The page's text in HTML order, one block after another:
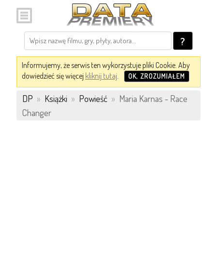
?
Informujemy, że serwis ten wykorzystuje pliki Cookie. Aby
dowiedzieć się więcej kliknij tutaj. OK, ZROZUMIAŁEM
DP » Książki » Powieść » Maria Karnas - Race
Changer